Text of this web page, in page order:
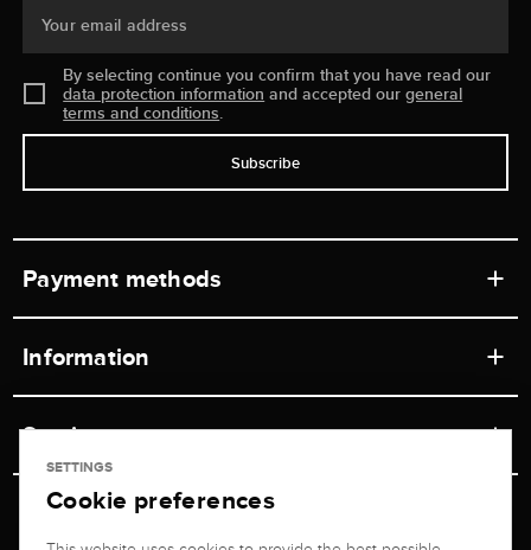
Your email address
By selecting continue you confirm that you have read our
data protection information and accepted ourgeneral
terms and conditions.
Subscribe
Payment methods
Information
Retail store
Shipping & Payment
Service
Contact
Unsubscribe from newsletter
Jeweler Brogle
SETTINGS
Cookie preferences